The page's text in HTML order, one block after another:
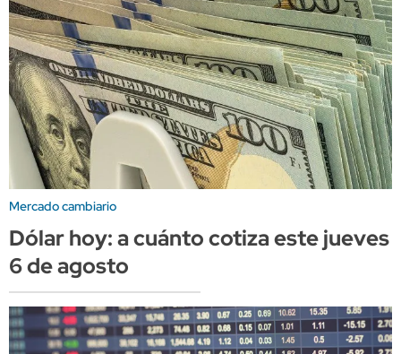
Mercado cambiario
Dólar hoy: a cuánto cotiza este jueves
6 de agosto